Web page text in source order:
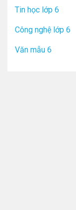
Tin học lớp 6
Công nghệ lớp 6
Văn mẫu 6